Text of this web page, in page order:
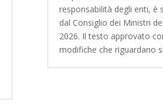
responsabilità degli enti, è
dal Consiglio dei Ministri
2026. Il testo approvato
modifiche che riguardano